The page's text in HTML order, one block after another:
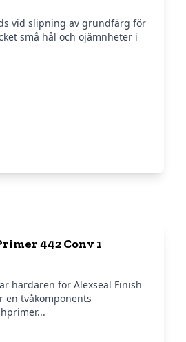
vid slipning av grundfärg för
små hål och ojämnheter i
442 Conv 1
härdaren för Alexseal Finish
en tvåkomponents